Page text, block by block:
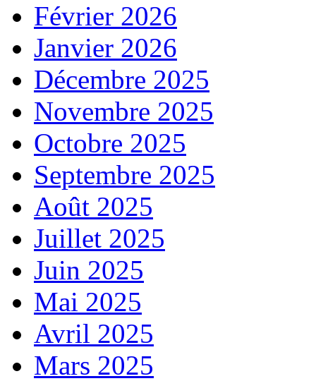
Février 2026
Janvier 2026
Décembre 2025
Novembre 2025
Octobre 2025
Septembre 2025
Août 2025
Juillet 2025
Juin 2025
Mai 2025
Avril 2025
Mars 2025